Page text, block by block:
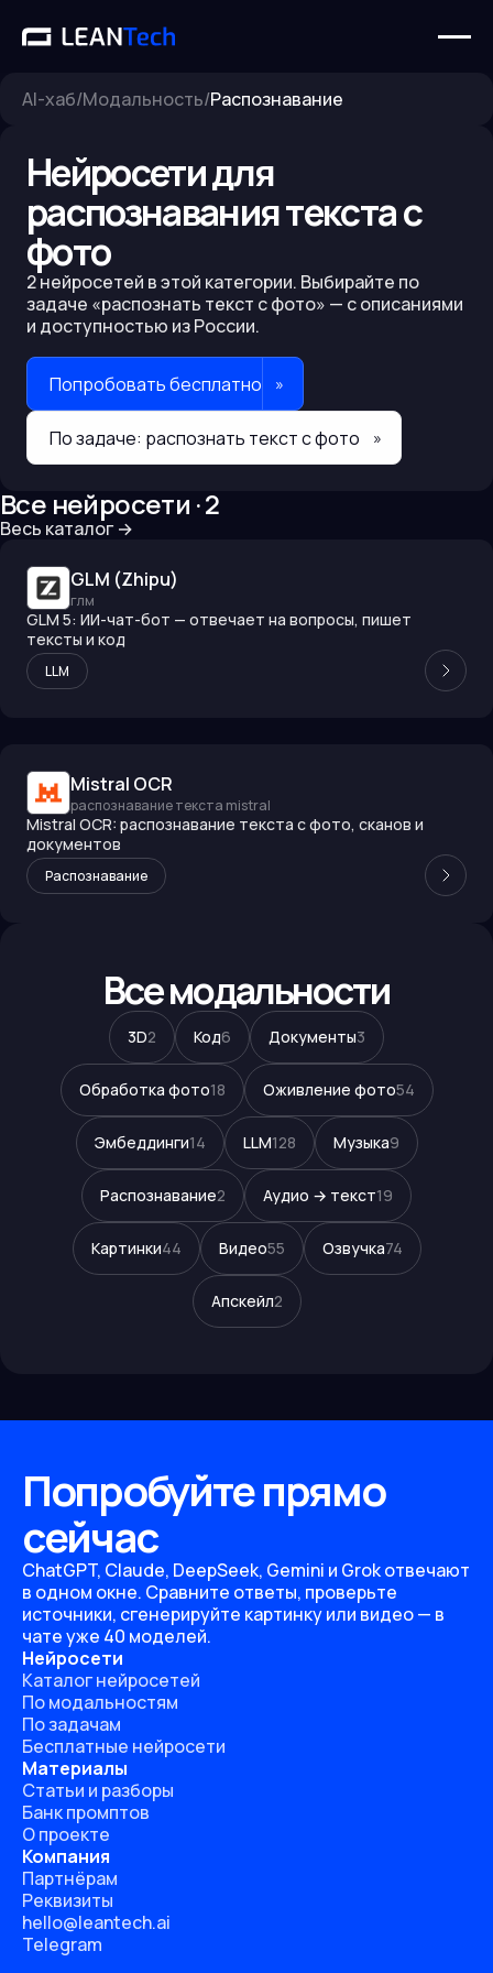
AI-хаб/Модальность/Распознавание
Нейросети для
распознавания текста с
фото
2нейросетей в этой категории. Выбирайте по
задаче «распознать текст с фото» — с описаниями
и доступностью из России.
Попробовать бесплатно »
По задаче: распознать текст с фото »
Все нейросети ·2
Весь каталог →
GLM (Zhipu)
глм
GLM 5: ИИ-чат-бот — отвечает на вопросы, пишет
тексты и код
LLM
Mistral OCR
распознавание текста mistral
Mistral OCR: распознавание текста с фото, сканов и
документов
Распознавание
Все модальности
3D2 Код6 Документы3
Обработка фото18 Оживление фото54
Эмбеддинги14 LLM128 Музыка9
Распознавание2 Аудио → текст19
Картинки44 Видео55 Озвучка74
Апскейл2
Попробуйте прямо
сейчас
ChatGPT, Claude, DeepSeek, Gemini и Grok отвечают
в одном окне. Сравните ответы, проверьте
источники, сгенерируйте картинку или видео — в
чате уже 40 моделей.
Нейросети
Каталог нейросетей
По модальностям
По задачам
Бесплатные нейросети
Материалы
Статьи и разборы
Банк промптов
О проекте
Компания
Партнёрам
Реквизиты
hello@leantech.ai
Telegram